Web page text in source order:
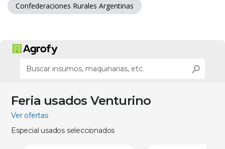
Confederaciones Rurales Argentinas
Feria usados Venturino
Ver ofertas
Especial usados seleccionados